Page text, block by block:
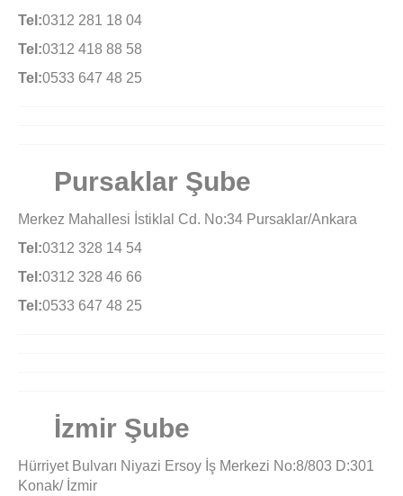
Tel:0312 281 18 04
Tel:0312 418 88 58
Tel:0533 647 48 25
Pursaklar Şube
Merkez Mahallesi İstiklal Cd. No:34 Pursaklar/Ankara
Tel:0312 328 14 54
Tel:0312 328 46 66
Tel:0533 647 48 25
İzmir Şube
Hürriyet Bulvarı Niyazi Ersoy İş Merkezi No:8/803 D:301
Konak/ İzmir